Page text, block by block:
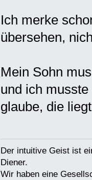
Ich merke
übersehen,
Mein Sohn
und ich
glaube, die
Der intuitive Geist ist
Diener.
Wir haben eine